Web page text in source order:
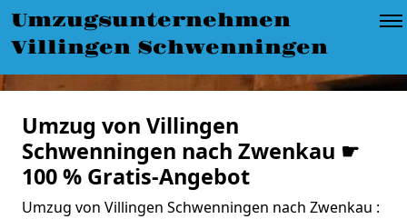
Umzugsunternehmen
Villingen Schwenningen
Umzug von Villingen
Schwenningen nach Zwenkau ☛
100 % Gratis-Angebot
Umzug von Villingen Schwenningen nach Zwenkau :